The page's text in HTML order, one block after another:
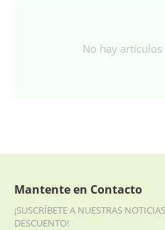
No hay
Mantente en Contacto
¡SUSCRÍBETE A NUESTRAS
DESCUENTO!